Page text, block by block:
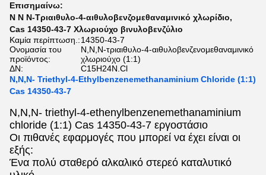
Επισημαίνω:
N N N-Τριαιθυλο-4-αιθυλοβενζομεθαναμινικό χλωρίδιο,
Cas 14350-43-7 Χλωριούχο βινυλοβενζύλιο
Καμία περίπτωση.:14350-43-7
Ονομασία του
προϊόντος:
N,N,N-τριαιθυλο-4-αιθυλοβενζενομεθαναμινικό
χλωριούχο (1:1)
ΔΝ:
C15H24N.Cl
N,N,N- Triethyl-4-Ethylbenzenemethanaminium Chloride (1:1)
Cas 14350-43-7
N,N,N- triethyl-4-ethenylbenzenemethanaminium
chloride (1:1) Cas 14350-43-7 εργοστάσιο
Οι πιθανές εφαρμογές που μπορεί να έχει είναι οι
εξής:
Ένα πολύ σταθερό αλκαλικό στερεό καταλυτικό